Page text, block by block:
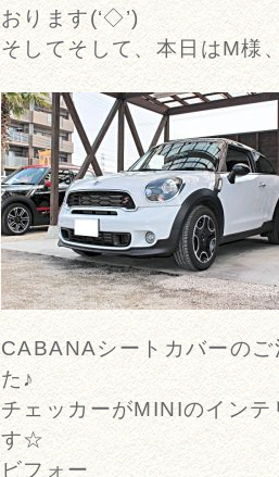
おります(‘◇’)ゞ
そしてそして、本日はM
CABANAシートカバーの
た♪
チェッカーがMINIのイン
す☆
ビフォー